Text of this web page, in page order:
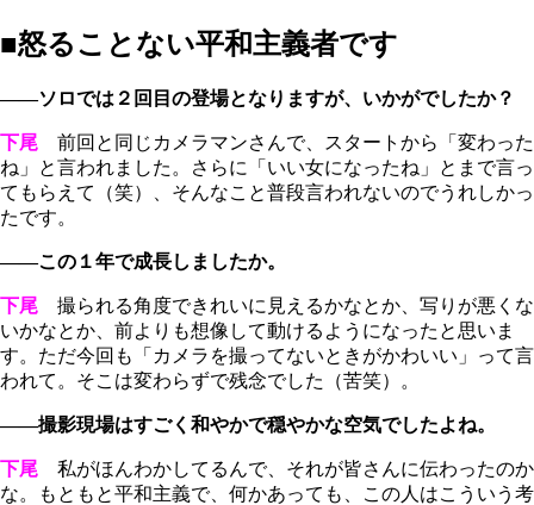
■怒ることない平和主義者です
――ソロでは２回目の登場となりますが、いかがでしたか？
下尾 前回と同じカメラマンさんで、スタートから「変わった
ね」と言われました。さらに「いい女になったね」とまで言っ
てもらえて（笑）、そんなこと普段言われないのでうれしかっ
たです。
――この１年で成長しましたか。
下尾 撮られる角度できれいに見えるかなとか、写りが悪くな
いかなとか、前よりも想像して動けるようになったと思いま
す。ただ今回も「カメラを撮ってないときがかわいい」って言
われて。そこは変わらずで残念でした（苦笑）。
――撮影現場はすごく和やかで穏やかな空気でしたよね。
下尾 私がほんわかしてるんで、それが皆さんに伝わったのか
な。もともと平和主義で、何かあっても、この人はこういう考